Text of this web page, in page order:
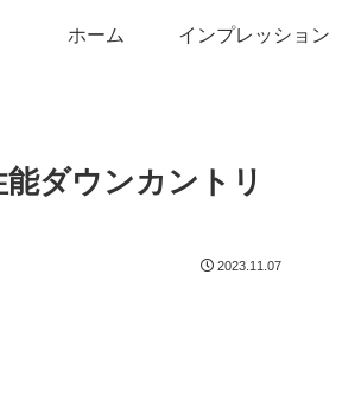
ホーム インプレッション
ダウンカントリ
2023.11.07